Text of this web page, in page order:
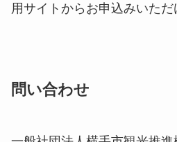
用サイトからお申込みいただ
問い合わせ